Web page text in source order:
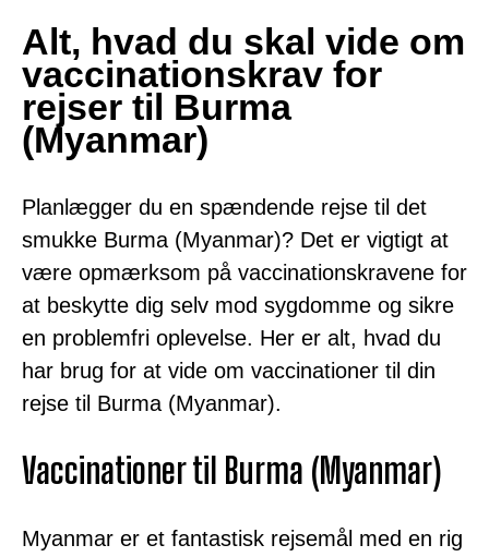
Alt, hvad du skal vide om
vaccinationskrav for
rejser til Burma
(Myanmar)
Planlægger du en spændende rejse til det
smukke Burma (Myanmar)? Det er vigtigt at
være opmærksom på vaccinationskravene for
at beskytte dig selv mod sygdomme og sikre
en problemfri oplevelse. Her er alt, hvad du
har brug for at vide om vaccinationer til din
rejse til Burma (Myanmar).
Vaccinationer til Burma (Myanmar)
Myanmar er et fantastisk rejsemål med en rig